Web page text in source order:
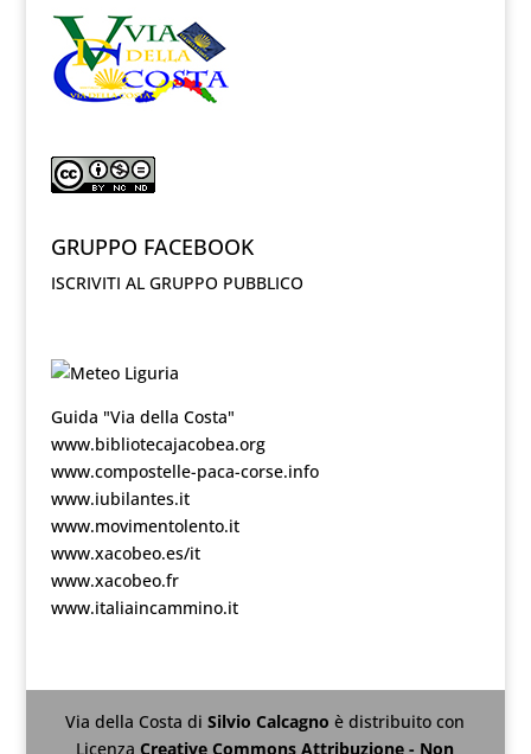
GRUPPO FACEBOOK
ISCRIVITI AL GRUPPO PUBBLICO
Guida "Via della Costa"
www.bibliotecajacobea.org
www.compostelle-paca-corse.info
www.iubilantes.it
www.movimentolento.it
www.xacobeo.es/it
www.xacobeo.fr
www.italiaincammino.it
Via della Costa diSilvio Calcagnoè distribuito con
LicenzaCreative Commons Attribuzione - Non